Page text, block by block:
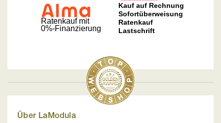
Über LaModula